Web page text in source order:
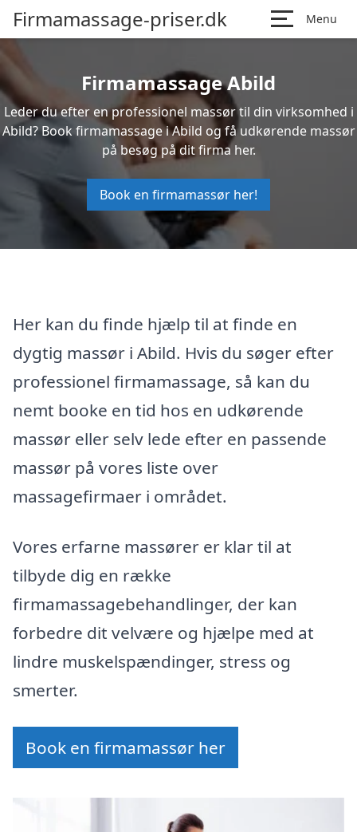
Firmamassage-priser.dk Menu
Firmamassage Abild
Leder du efter en professionel massør til din virksomhed i
Abild? Book firmamassage i Abild og få udkørende massør
på besøg på dit firma her.
Book en firmamassør her!
Her kan du finde hjælp til at finde en
dygtig massør i Abild. Hvis du søger efter
professionel firmamassage, så kan du
nemt booke en tid hos en udkørende
massør eller selv lede efter en passende
massør på vores liste over
massagefirmaer i området.
Vores erfarne massører er klar til at
tilbyde dig en række
firmamassagebehandlinger, der kan
forbedre dit velvære og hjælpe med at
lindre muskelspændinger, stress og
smerter.
Book en firmamassør her